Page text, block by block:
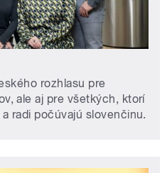
rozhlasu pre
ale aj pre všetkých, ktorí
radi počúvajú slovenčinu.